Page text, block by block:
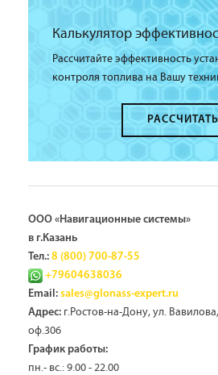
Калькулятор
Рассчитайте эффективность
контроля топлива на Вашу
РАССЧИТАТЬ
ООО «Навигационные системы»
в г.Казань
Тел.: 8 (800) 700-87-55
+79604638036
Email: sales@glonass-expert.ru
Адрес: г.Ростов-на-Дону, ул.
оф.306
График работы:
пн.- вс.: 9.00 - 22.00